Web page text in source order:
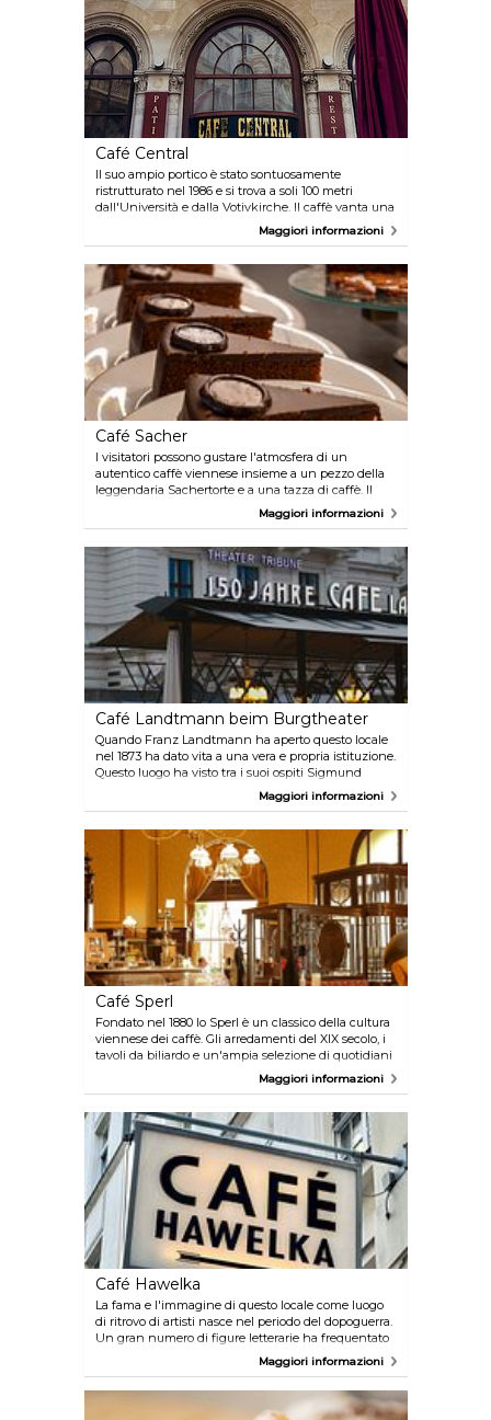
Café Central
Il suo ampio portico è stato sontuosamente
ristrutturato nel 1986 e si trova a soli 100 metri
dall'Università e dalla Votivkirche. Il caffè vanta una
lunga tradizione. Oggi l'atmosfera del Café Central è
quella di un luogo tranquillo e ben conservato,
delle banche che si trovano nei dintorni sono infatti
gli ospiti principali durante la settimana.
Maggiori informazioni
Café Sacher
I visitatori possono gustare l'atmosfera di un
autentico caffè viennese insieme a un pezzo della
leggendaria Sachertorte e a una tazza di caffè. Il
fantastico giardino d'inverno, che vanta una vista
del Teatro dell'Opera di Vienna, si trasforma in una
Maggiori informazioni
Café Landtmann beim Burgtheater
Quando Franz Landtmann ha aperto questo locale
nel 1873 ha dato vita a una vera e propria istituzione.
Questo luogo ha visto tra i suoi ospiti Sigmund
Freud, Marlene Dietrich, Romy Schneider, Paul
Maggiori informazioni
Café Sperl
Fondato nel 1880 lo Sperl è un classico della cultura
viennese dei caffè. Gli arredamenti del XIX secolo, i
tavoli da biliardo e un'ampia selezione di quotidiani
vi trasporteranno nella Vienna di fine secolo.
Ulteriori informazioni sono disponibili su
dining/coffeehouses/around-the-old-city
Maggiori informazioni
Café Hawelka
La fama e l'immagine di questo locale come luogo
di ritrovo di artisti nasce nel periodo del dopoguerra.
Un gran numero di figure letterarie ha frequentato
regolarmente questo caffè. L'atmosfera tra gli spessi
strati di poster appesi alle pareti, la cabina telefonica
e le logore panche imbottite è davvero unica e
merita di essere vissuta. Ulteriori informazioni sono
Maggiori informazioni